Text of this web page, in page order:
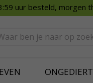
uur besteld, morgen
Home